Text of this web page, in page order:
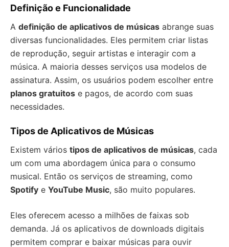
Definição e Funcionalidade
A definição de aplicativos de músicas abrange suas
diversas funcionalidades. Eles permitem criar listas
de reprodução, seguir artistas e interagir com a
música. A maioria desses serviços usa modelos de
assinatura. Assim, os usuários podem escolher entre
planos gratuitos e pagos, de acordo com suas
necessidades.
Tipos de Aplicativos de Músicas
Existem vários tipos de aplicativos de músicas, cada
um com uma abordagem única para o consumo
musical. Então os serviços de streaming, como
Spotify e YouTube Music, são muito populares.
Eles oferecem acesso a milhões de faixas sob
demanda. Já os aplicativos de downloads digitais
permitem comprar e baixar músicas para ouvir